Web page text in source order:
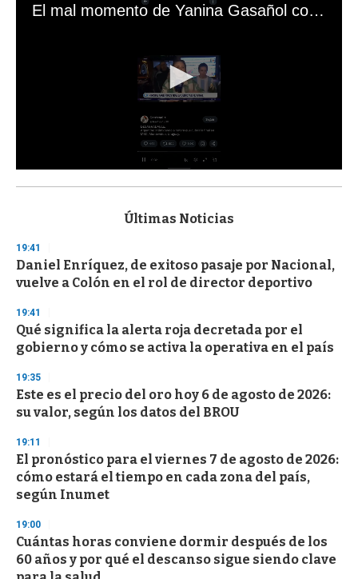
El mal momento de Yanina Gasañol con un hincha argentino en "Subrayado"
s
d
s
o
f
3
s
e
c
n
d
Últimas Noticias
19:41
Daniel Enríquez, de exitoso pasaje por Nacional,
vuelve a Colón en el rol de director deportivo
19:41
Qué significa la alerta roja decretada por el
gobierno y cómo se activa la operativa en el país
19:35
Este es el precio del oro hoy 6 de agosto de 2026:
su valor, según los datos del BROU
19:11
El pronóstico para el viernes 7 de agosto de 2026:
cómo estará el tiempo en cada zona del país,
según Inumet
19:00
Cuántas horas conviene dormir después de los
60 años y por qué el descanso sigue siendo clave